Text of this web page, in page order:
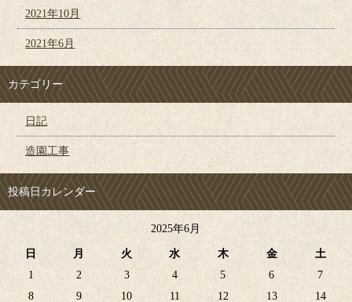
2021年10月
2021年6月
カテゴリー
日記
造園工事
投稿日カレンダー
2025年6月
日 月 火 水 木 金
土
1
2 3 4 5 6
7
8
9 10 11 12 13 14